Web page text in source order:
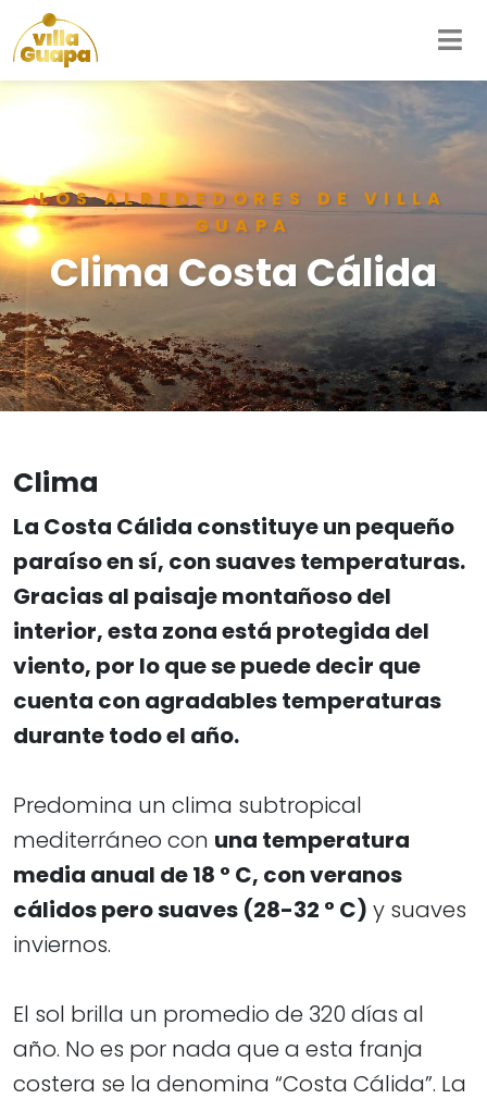
LOS ALREDEDORES DE VILLA
GUAPA
Clima Costa Cálida
Clima
La Costa Cálida constituye un pequeño
paraíso en sí, con suaves temperaturas.
Gracias al paisaje montañoso del
interior, esta zona está protegida del
viento, por lo que se puede decir que
cuenta con agradables temperaturas
durante todo el año.
Predomina un clima subtropical
mediterráneo con una temperatura
media anual de 18 ° C, con veranos
cálidos pero suaves (28-32 ° C) y suaves
inviernos.
El sol brilla un promedio de 320 días al
año. No es por nada que a esta franja
costera se la denomina “Costa Cálida”. La